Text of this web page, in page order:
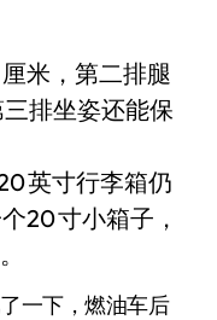
米，第二排腿
排坐姿还能保
英寸行李箱仍
20 寸小箱子，
一下，燃油车后